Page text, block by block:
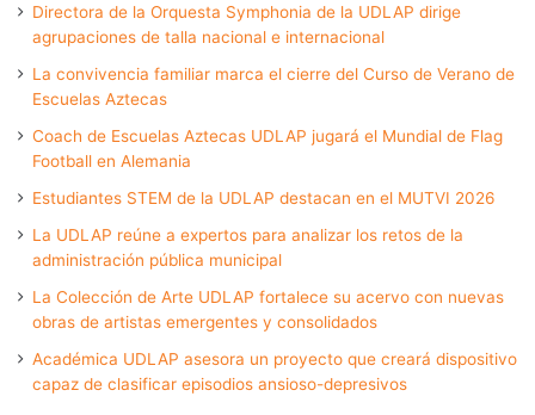
Directora de la Orquesta Symphonia de la UDLAP dirige
agrupaciones de talla nacional e internacional
La convivencia familiar marca el cierre del Curso de Verano de
Escuelas Aztecas
Coach de Escuelas Aztecas UDLAP jugará el Mundial de Flag
Football en Alemania
Estudiantes STEM de la UDLAP destacan en el MUTVI 2026
La UDLAP reúne a expertos para analizar los retos de la
administración pública municipal
La Colección de Arte UDLAP fortalece su acervo con nuevas
obras de artistas emergentes y consolidados
Académica UDLAP asesora un proyecto que creará dispositivo
capaz de clasificar episodios ansioso-depresivos